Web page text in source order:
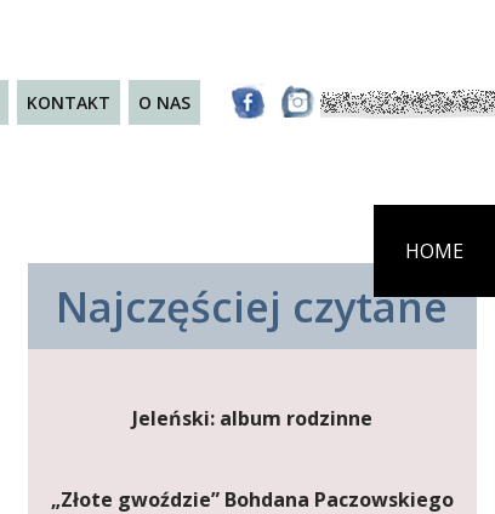
KONTAKT O NAS
HOME
Najczęściej czytane
Jeleński: album rodzinne
„Złote gwoździe” Bohdana Paczowskiego